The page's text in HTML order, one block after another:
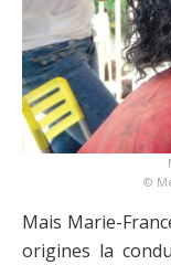
©
Mais Marie-
origines la